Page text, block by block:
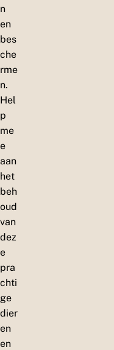
n
en
bes
che
rme
n.
Hel
p
me
e
aan
het
beh
oud
van
dez
e
pra
chti
ge
dier
en
en